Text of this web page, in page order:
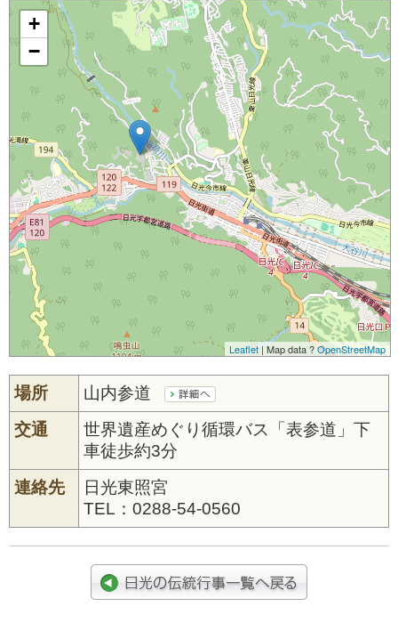
+
−
Leaflet | Map data ?OpenStreetMap
場所
山内参道
交通
世界遺産めぐり循環バス「表参道」下
車徒歩約3分
連絡先
日光東照宮
TEL：0288-54-0560